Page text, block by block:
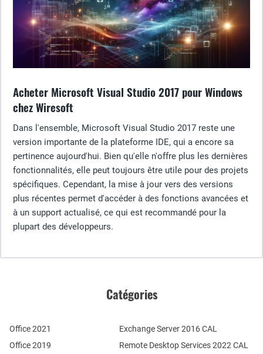
Acheter Microsoft Visual Studio 2017 pour Windows
chez Wiresoft
Dans l'ensemble, Microsoft Visual Studio 2017 reste une
version importante de la plateforme IDE, qui a encore sa
pertinence aujourd'hui. Bien qu'elle n'offre plus les dernières
fonctionnalités, elle peut toujours être utile pour des projets
spécifiques. Cependant, la mise à jour vers des versions
plus récentes permet d'accéder à des fonctions avancées et
à un support actualisé, ce qui est recommandé pour la
plupart des développeurs.
Catégories
Office 2021
Office 2019
Remote Desktop Services 2022 CAL
Exchange Server 2016 CAL